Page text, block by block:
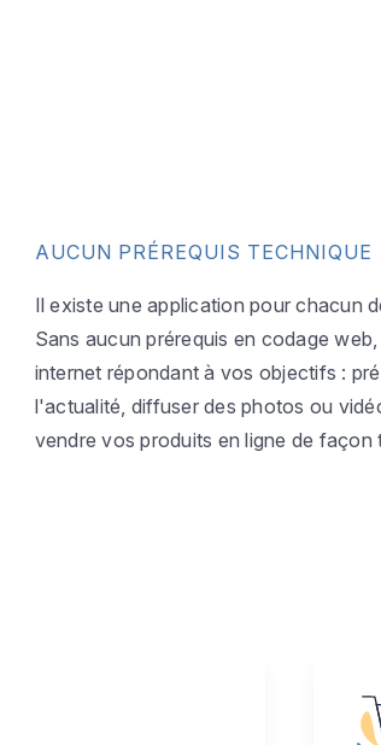
AUCUN PRÉREQUIS TECHNIQUE
Il existe une application pour chacun
Sans aucun prérequis en codage
internet répondant à vos objectifs :
l'actualité, diffuser des photos ou
vendre vos produits en ligne de façon